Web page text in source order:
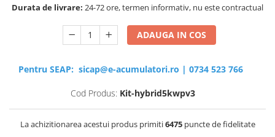
Durata de livrare: 24-72 ore, termen informativ, nu este contractual
ADAUGA IN COS
Pentru SEAP: sicap@e-acumulatori.ro | 0734 523 766
Cod Produs: Kit-hybrid5kwpv3
La achizitionarea acestui produs primiti6475puncte de fidelitate